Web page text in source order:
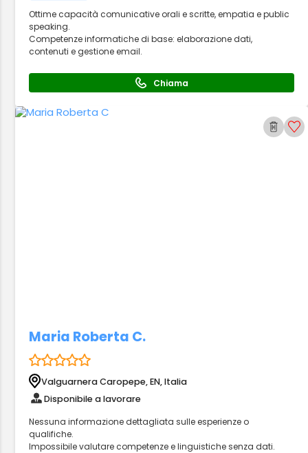
Ottime capacità comunicative orali e scritte, empatia e public
speaking.
Competenze informatiche di base: elaborazione dati,
contenuti e gestione email.
Chiama
Maria Roberta C.
Valguarnera Caropepe, EN, Italia
Disponibile a lavorare
Nessuna informazione dettagliata sulle esperienze o
qualifiche.
Impossibile valutare competenze e linguistiche senza dati.